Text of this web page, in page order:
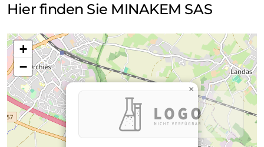
Hier finden Sie MINAKEM SAS
×
+
−